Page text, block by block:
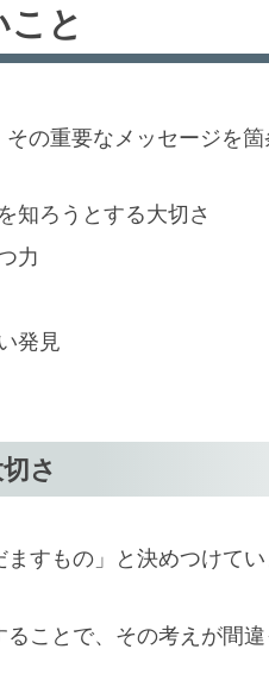
こと
の重要なメッセージを箇
知ろうとする大切さ
力
発見
さ
すもの」と決めつけてい
ことで、その考えが間